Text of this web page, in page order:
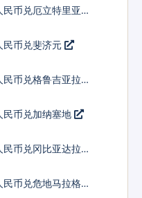
民币兑厄立特里亚纳
民币兑斐济元
民币兑格鲁吉亚拉里
民币兑加纳塞地
民币兑冈比亚达拉西
民币兑危地马拉格查